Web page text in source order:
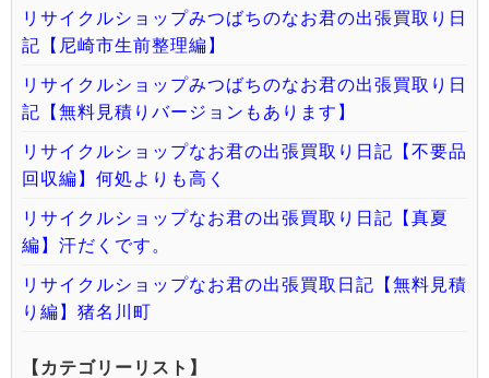
リサイクルショップみつばちのなお君の出張買取り日
記【尼崎市生前整理編】
リサイクルショップみつばちのなお君の出張買取り日
記【無料見積りバージョンもあります】
リサイクルショップなお君の出張買取り日記【不要品
回収編】何処よりも高く
リサイクルショップなお君の出張買取り日記【真夏
編】汗だくです。
リサイクルショップなお君の出張買取日記【無料見積
り編】猪名川町
【カテゴリーリスト】